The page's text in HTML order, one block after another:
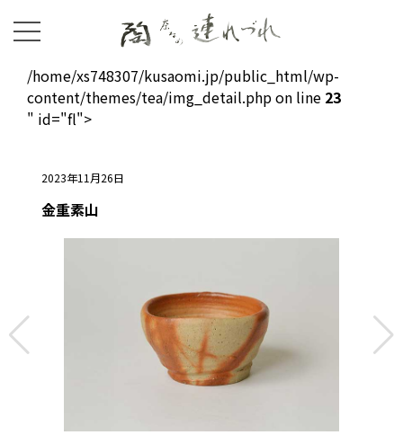
/home/xs748307/kusaomi.jp/public_html/wp-
content/themes/tea/img_detail.php on line 23
" id="fl">
2023年11月26日
金重素山